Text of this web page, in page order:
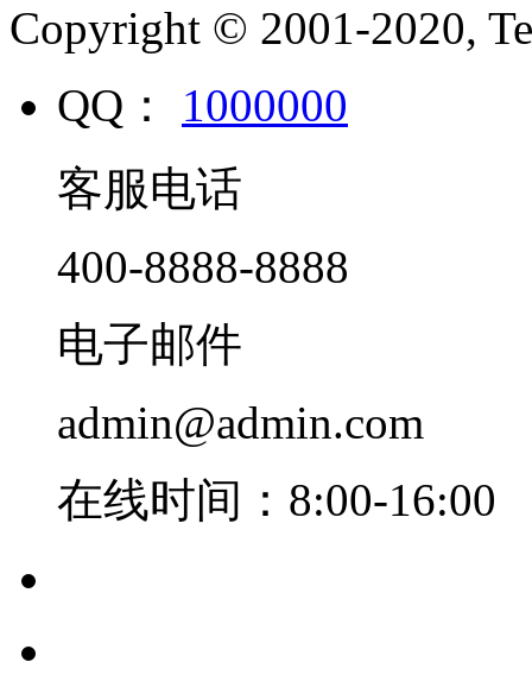
Copyright © 2001-2020,
QQ： 1000000
客服电话
400-8888-8888
电子邮件
admin@admin.com
在线时间：8:00-16:00